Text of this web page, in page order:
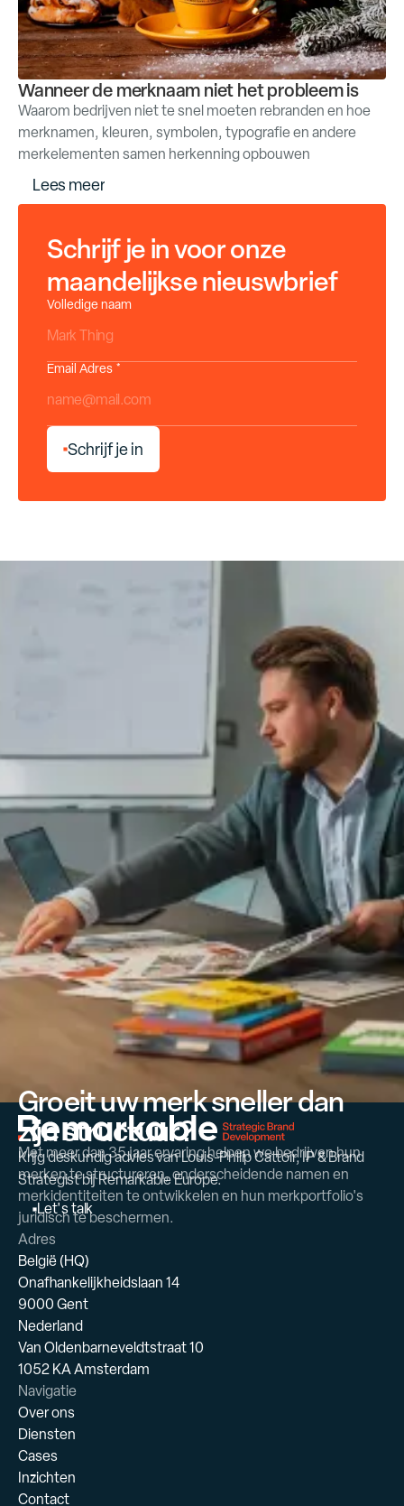
Wanneer de merknaam niet het probleem is
Waarom bedrijven niet te snel moeten rebranden en hoe
merknamen, kleuren, symbolen, typografie en andere
merkelementen samen herkenning opbouwen
Lees meer
Schrijf je in voor onze
maandelijkse nieuswbrief
Volledige naam
Email Adres *
Schrijfjein
Groeit uw merk sneller dan
zijn structuur?
Krijg deskundig advies van Louis-Philip Cattoir, IP & Brand
Strategist bij Remarkable Europe.
Let'stalk
Met meer dan 35 jaar ervaring helpen we bedrijven hun
merken te structureren, onderscheidende namen en
merkidentiteiten te ontwikkelen en hun merkportfolio's
juridisch te beschermen.
Adres
België (HQ)
Onafhankelijkheidslaan 14
9000 Gent
Nederland
Van Oldenbarneveldtstraat 10
1052 KA Amsterdam
Navigatie
Over ons
Diensten
Cases
Inzichten
Contact